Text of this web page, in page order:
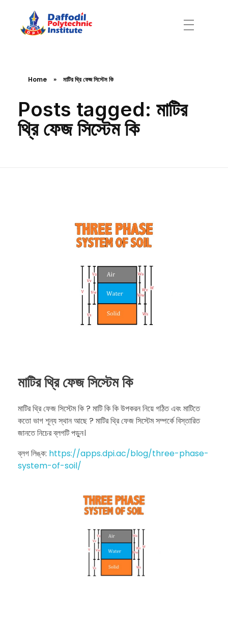
Home » মাটির থ্রি ফেজ সিস্টেম কি
Posts tagged: মাটির
থ্রি ফেজ সিস্টেম কি
মাটির থ্রি ফেজ সিস্টেম কি
মাটির থ্রি ফেজ সিস্টেম কি ? মাটি কি কি উপকরন নিয়ে গঠিত এবং মাটিতে
কতো ভাগ শূন্য স্থান আছে ? মাটির থ্রি ফেজ সিস্টেম সম্পর্কে বিস্তারিত
জানতে নিচের ব্লগটি পড়ুন।
ব্লগ লিঙ্ক: https://apps.dpi.ac/blog/three-phase-
system-of-soil/